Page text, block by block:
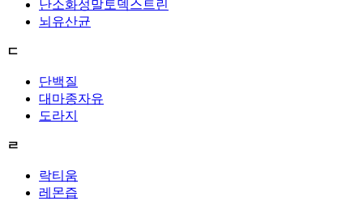
난소화성말토덱스트린
뇌유산균
ㄷ
단백질
대마종자유
도라지
ㄹ
락티움
레몬즙